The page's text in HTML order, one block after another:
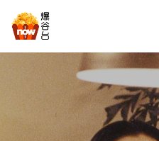
全部類型
喜劇